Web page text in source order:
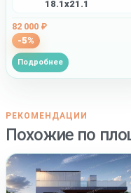
18.1x21.1
82 000 ₽
-5%
Подробнее
РЕКОМЕНДАЦИИ
Похожие по